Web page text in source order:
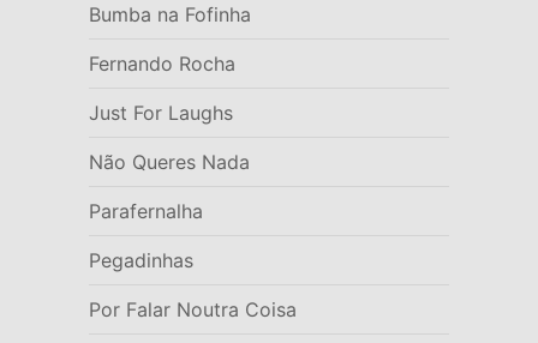
Bumba na Fofinha
Fernando Rocha
Just For Laughs
Não Queres Nada
Parafernalha
Pegadinhas
Por Falar Noutra Coisa